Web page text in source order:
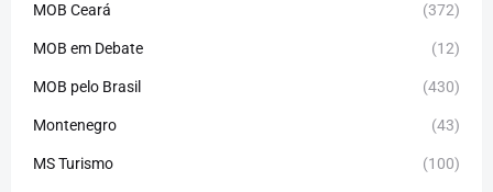
MOB Ceará (372)
MOB em Debate (12)
MOB pelo Brasil (430)
Montenegro (43)
MS Turismo (100)